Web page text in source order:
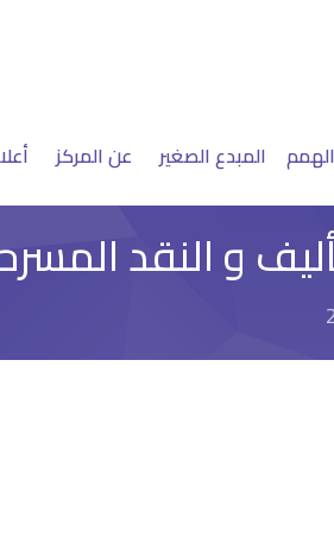
المبدع الصغير عن المركز
و النقد